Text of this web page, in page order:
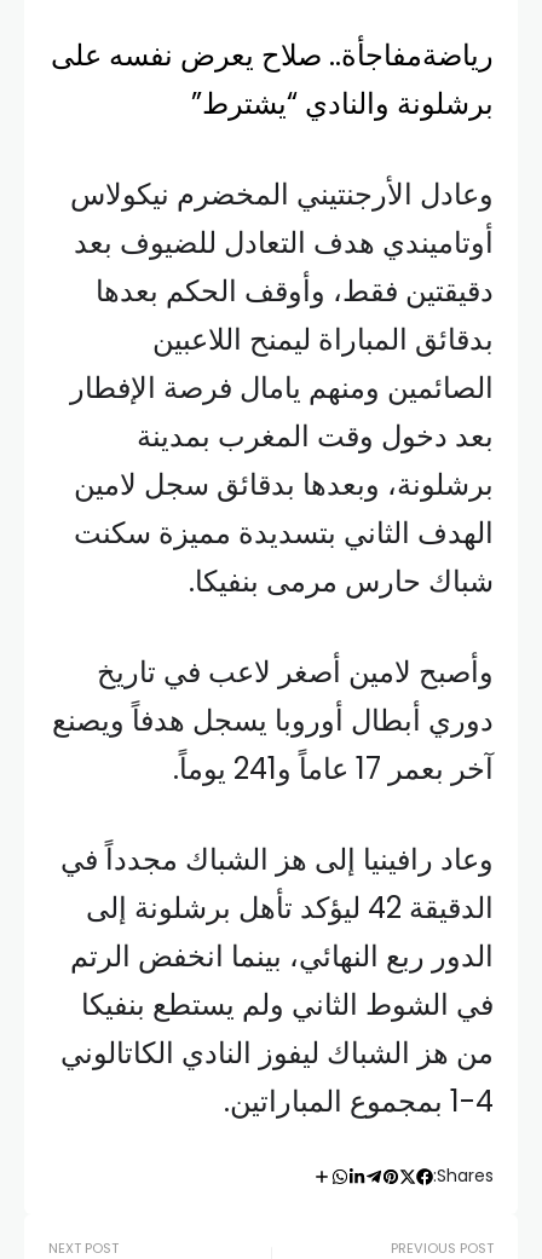
رياضةمفاجأة.. صلاح يعرض نفسه على
برشلونة والنادي “يشترط”
وعادل الأرجنتيني المخضرم نيكولاس
أوتاميندي هدف التعادل للضيوف بعد
دقيقتين فقط، وأوقف الحكم بعدها
بدقائق المباراة ليمنح اللاعبين
الصائمين ومنهم يامال فرصة الإفطار
بعد دخول وقت المغرب بمدينة
برشلونة، وبعدها بدقائق سجل لامين
الهدف الثاني بتسديدة مميزة سكنت
شباك حارس مرمى بنفيكا.
وأصبح لامين أصغر لاعب في تاريخ
دوري أبطال أوروبا يسجل هدفاً ويصنع
آخر بعمر 17 عاماً و241 يوماً.
وعاد رافينيا إلى هز الشباك مجدداً في
الدقيقة 42 ليؤكد تأهل برشلونة إلى
الدور ربع النهائي، بينما انخفض الرتم
في الشوط الثاني ولم يستطع بنفيكا
من هز الشباك ليفوز النادي الكاتالوني
4-1 بمجموع المباراتين.
Shares:
PREVIOUS POST
NEXT POST